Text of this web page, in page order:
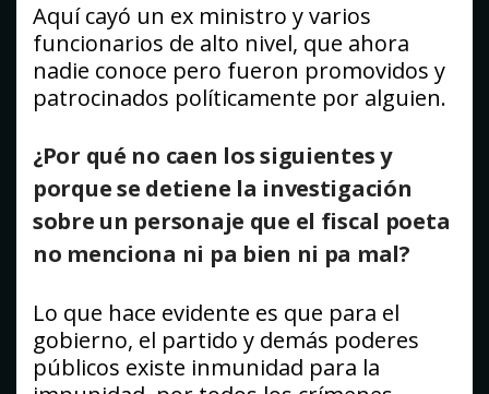
Aquí cayó un ex ministro y varios
funcionarios de alto nivel, que ahora
nadie conoce pero fueron promovidos y
patrocinados políticamente por alguien.
¿Por qué no caen los siguientes y
porque se detiene la investigación
sobre un personaje que el fiscal poeta
no menciona ni pa bien ni pa mal?
Lo que hace evidente es que para el
gobierno, el partido y demás poderes
públicos existe inmunidad para la